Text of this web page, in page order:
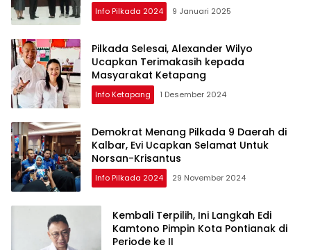
Info Pilkada 2024 9 Januari 2025
Pilkada Selesai, Alexander Wilyo
Ucapkan Terimakasih kepada
Masyarakat Ketapang
Info Ketapang 1 Desember 2024
Demokrat Menang Pilkada 9 Daerah di
Kalbar, Evi Ucapkan Selamat Untuk
Norsan-Krisantus
Info Pilkada 2024 29 November 2024
Kembali Terpilih, Ini Langkah Edi
Kamtono Pimpin Kota Pontianak di
Periode ke II